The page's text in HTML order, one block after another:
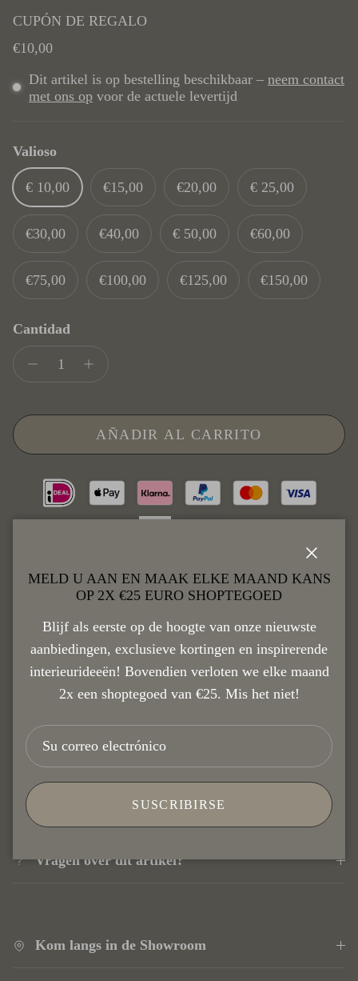
CUPÓN DE REGALO
Precio normal
€10,00
Dit artikel is op bestelling beschikbaar – neem contact
met ons op voor de actuele levertijd
Valioso
€ 10,00 €15,00 €20,00 € 25,00
€30,00 €40,00 € 50,00 €60,00
€75,00 €100,00 €125,00 €150,00
Cantidad
AÑADIR AL CARRITO
Levertijd 1-3 Werkdagen
Vragen over dit artikel?
Kom langs in de Showroom
Cerrar
MELD U AAN EN MAAK ELKE MAAND KANS
OP 2X €25 EURO SHOPTEGOED
Blijf als eerste op de hoogte van onze nieuwste
aanbiedingen, exclusieve kortingen en inspirerende
interieurideeën! Bovendien verloten we elke maand
2x een shoptegoed van €25. Mis het niet!
SUSCRIBIRSE